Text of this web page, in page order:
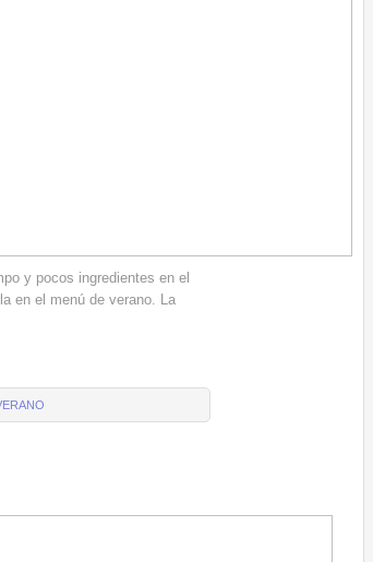
y pocos ingredientes en el
en el menú de verano. La